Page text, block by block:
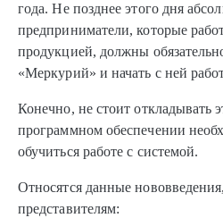
года. Не позднее этого дня
предприниматели, которые
продукцией, должны
«Меркурий» и начать с ней
Конечно, не стоит откладывать
программном обеспечении
обучиться работе с системой.
Относятся данные
представителям: